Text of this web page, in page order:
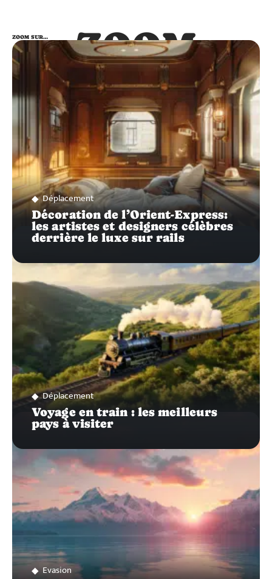
ZOOM
SUR…
ZOOM SUR…
Déplacement
Décoration de l’Orient-Express:
les artistes et designers célèbres
derrière le luxe sur rails
Déplacement
Voyage en train : les meilleurs
pays à visiter
Evasion